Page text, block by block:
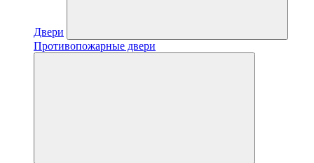
Двери
Противопожарные двери